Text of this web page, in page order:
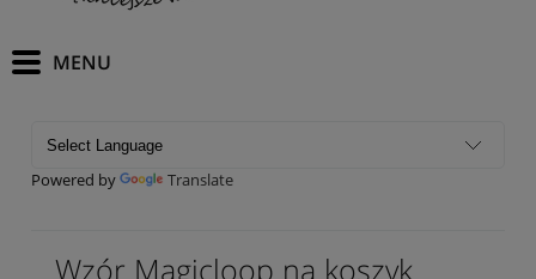
Powered by Translate
Wzór Magicloop na koszyk